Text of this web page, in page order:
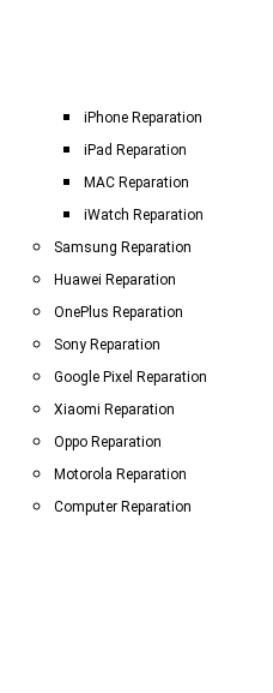
iPhone Reparation
iPad Reparation
MAC Reparation
iWatch Reparation
Samsung Reparation
Huawei Reparation
OnePlus Reparation
Sony Reparation
Google Pixel Reparation
Xiaomi Reparation
Oppo Reparation
Motorola Reparation
Computer Reparation